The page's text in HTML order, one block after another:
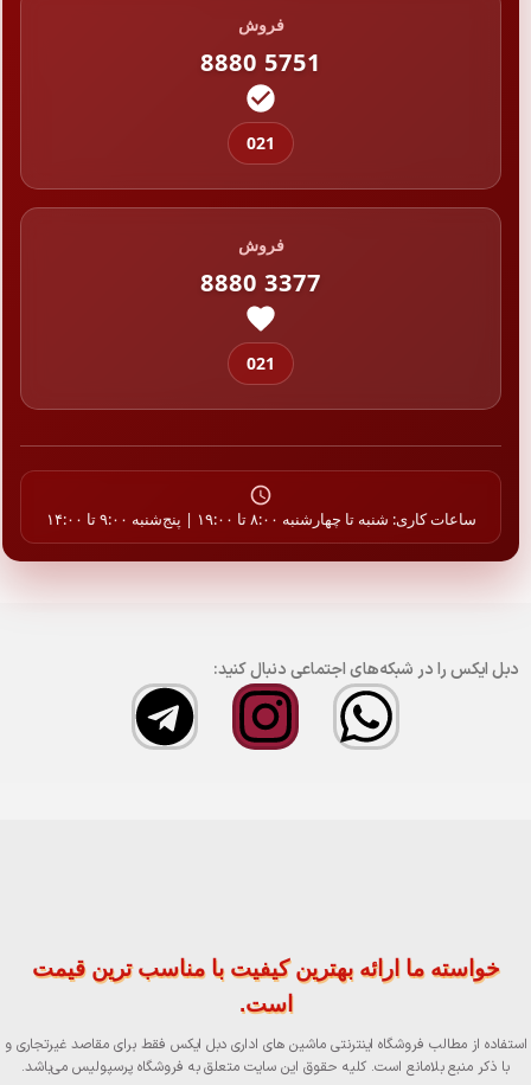
فروش
8880 5751
021
فروش
8880 3377
021
ساعات کاری: شنبه تا چهارشنبه ۸:۰۰ تا ۱۹:۰۰ | پنج‌شنبه ۹:۰۰ تا ۱۴:۰۰
دبل ایکس را در شبکه‌های اجتماعی دنبال کنید:
خواسته ما ارائه بهترین کیفیت با مناسب ترین قیمت
است.
استفاده از مطالب فروشگاه اینترنتی ماشین های اداری دبل ایکس فقط برای مقاصد غیرتجاری و
با ذکر منبع بلامانع است. کلیه حقوق این سایت متعلق به فروشگاه پرسپولیس می‌باشد.